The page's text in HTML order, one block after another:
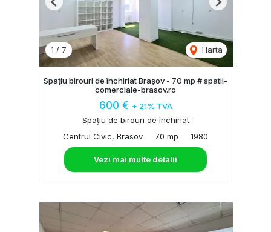
1 / 7 Harta
Previous Next
Spațiu birouri de închiriat Brașov - 70 mp # spatii-
comerciale-brasov.ro
600 € + 21% TVA
Spațiu de birouri de închiriat
Centrul Civic, Brasov
70 mp 1980
Vezi mai multe detalii